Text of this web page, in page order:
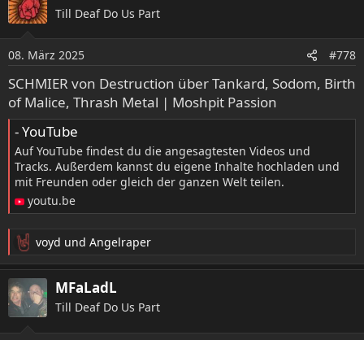
Till Deaf Do Us Part
08. März 2025 #778
SCHMIER von Destruction über Tankard, Sodom, Birth
of Malice, Thrash Metal | Moshpit Passion
- YouTube
Auf YouTube findest du die angesagtesten Videos und
Tracks. Außerdem kannst du eigene Inhalte hochladen und
mit Freunden oder gleich der ganzen Welt teilen.
youtu.be
R
e
a
k
t
voyd und Angelraper
MFaLadL
Till Deaf Do Us Part